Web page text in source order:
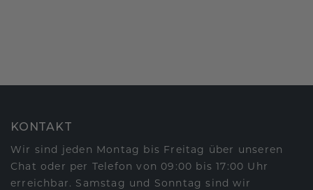
KONTAKT
Wir sind jeden Montag bis Freitag über unseren
Chat oder per Telefon von 09:00 bis 17:00 Uhr
erreichbar. Samstag und Sonntag sind wir